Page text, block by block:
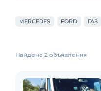
MERCEDES FORD ГАЗ
Найдено 2 объявления